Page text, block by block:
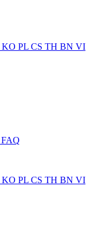
KO PL CS TH BN VI
FAQ
KO PL CS TH BN VI